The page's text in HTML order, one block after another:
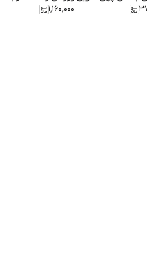
خوش‌فرم، فری سایز تا
۱٬۱۶۰٬۰۰۰